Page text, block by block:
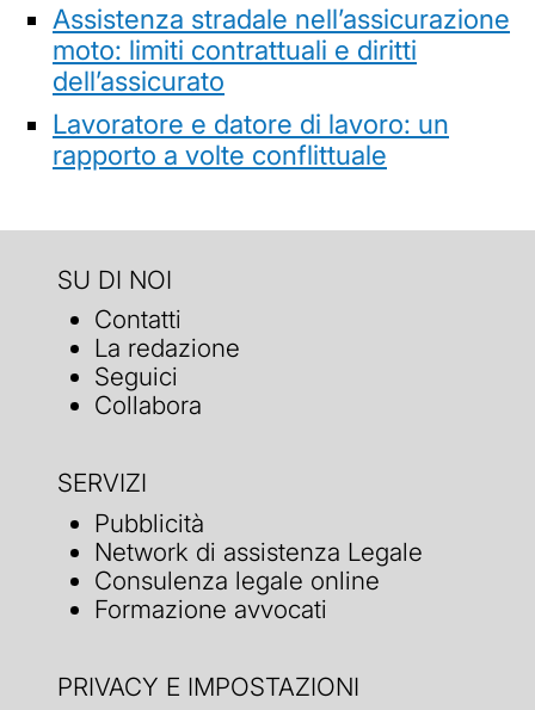
Assistenza stradale nell’assicurazione
moto: limiti contrattuali e diritti
dell’assicurato
Lavoratore e datore di lavoro: un
rapporto a volte conflittuale
SU DI NOI
Contatti
La redazione
Seguici
Collabora
SERVIZI
Pubblicità
Network di assistenza Legale
Consulenza legale online
Formazione avvocati
PRIVACY E IMPOSTAZIONI